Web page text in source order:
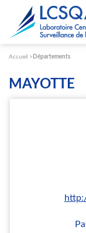
Accueil Départements
MAYOTTE
Paramétrer les